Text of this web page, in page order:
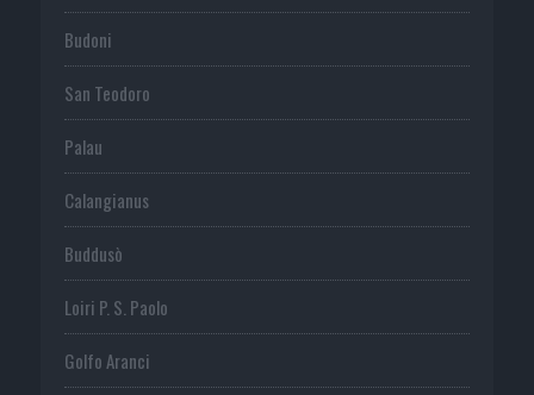
Budoni
San Teodoro
Palau
Calangianus
Buddusò
Loiri P. S. Paolo
Golfo Aranci